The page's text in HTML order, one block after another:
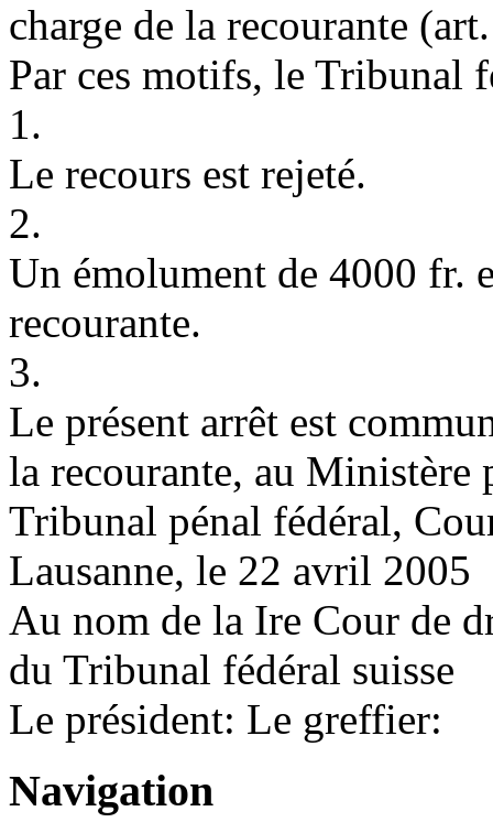
charge de la recourante (
Par ces motifs, le Tribunal
1.
Le recours est rejeté.
2.
Un émolument de 4000 fr.
recourante.
3.
Le présent arrêt est
la recourante, au Ministère
Tribunal pénal fédéral,
Lausanne, le 22 avril 2005
Au nom de la Ire Cour de
du Tribunal fédéral suisse
Le président: Le greffier:
Navigation